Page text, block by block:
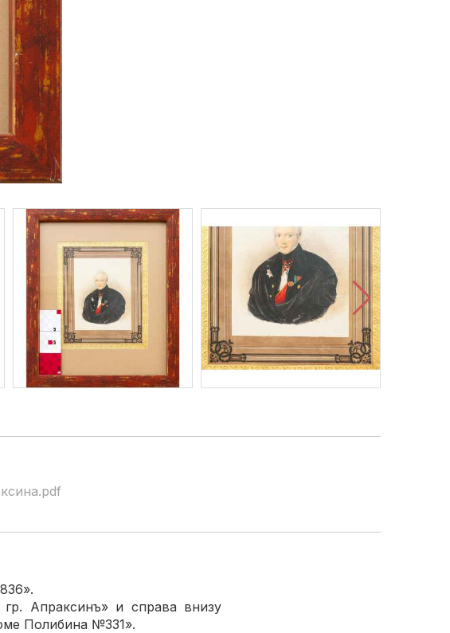
Апраксинъ» и справа внизу
въ доме Полибина №331».